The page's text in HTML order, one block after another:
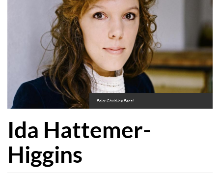
Foto: Christine Fenzl
Ida Hattemer-
Higgins